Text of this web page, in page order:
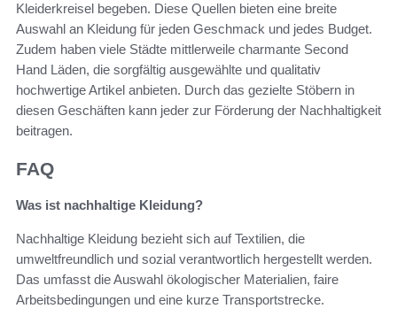
Kleiderkreisel begeben. Diese Quellen bieten eine breite
Auswahl an Kleidung für jeden Geschmack und jedes Budget.
Zudem haben viele Städte mittlerweile charmante Second
Hand Läden, die sorgfältig ausgewählte und qualitativ
hochwertige Artikel anbieten. Durch das gezielte Stöbern in
diesen Geschäften kann jeder zur Förderung der Nachhaltigkeit
beitragen.
FAQ
Was ist nachhaltige Kleidung?
Nachhaltige Kleidung bezieht sich auf Textilien, die
umweltfreundlich und sozial verantwortlich hergestellt werden.
Das umfasst die Auswahl ökologischer Materialien, faire
Arbeitsbedingungen und eine kurze Transportstrecke.